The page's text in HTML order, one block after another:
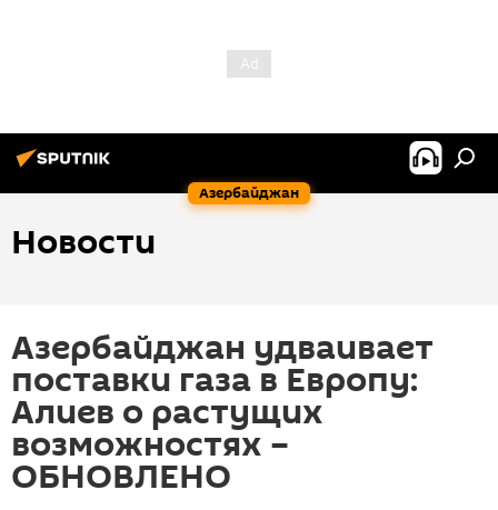
Азербайджан
Новости
Азербайджан удваивает
поставки газа в Европу:
Алиев о растущих
возможностях –
ОБНОВЛЕНО